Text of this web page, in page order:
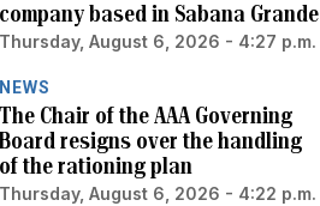
company based in Sabana Grande
Thursday, August 6, 2026 - 4:27 p.m.
NEWS
The Chair of the AAA Governing
Board resigns over the handling
of the rationing plan
Thursday, August 6, 2026 - 4:22 p.m.